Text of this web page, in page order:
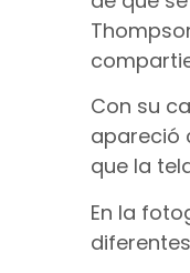
Con su
apareció
que la
En la